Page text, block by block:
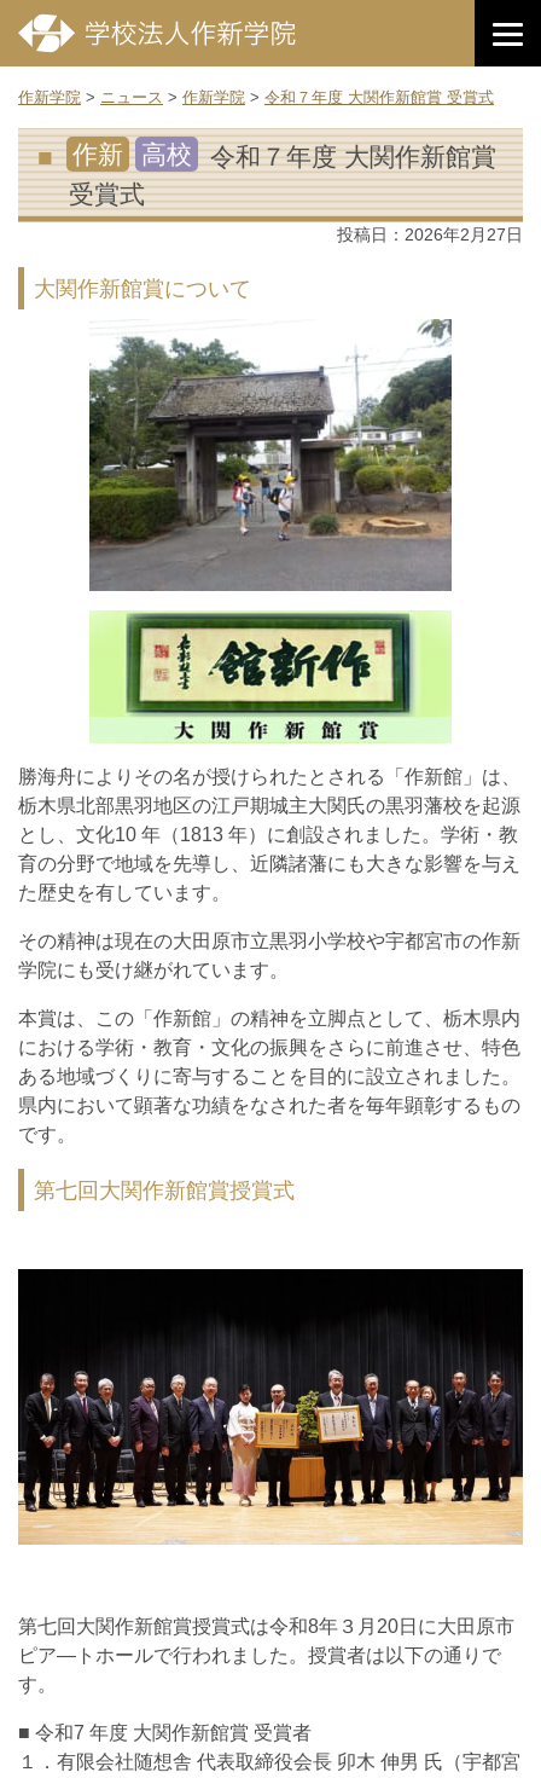
作新学院 > ニュース > 作新学院 > 令和７年度 大関作新館賞 受賞式
作新 高校
令和７年度 大関作新館賞
受賞式
投稿日： 2026年2月27日
大関作新館賞について
勝海舟によりその名が授けられたとされる「作新館」は、
栃木県北部黒羽地区の江戸期城主大関氏の黒羽藩校を起源
とし、文化10 年（1813 年）に創設されました。学術・教
育の分野で地域を先導し、近隣諸藩にも大きな影響を与え
た歴史を有しています。
その精神は現在の大田原市立黒羽小学校や宇都宮市の作新
学院にも受け継がれています。
本賞は、この「作新館」の精神を立脚点として、栃木県内
における学術・教育・文化の振興をさらに前進させ、特色
ある地域づくりに寄与することを目的に設立されました。
県内において顕著な功績をなされた者を毎年顕彰するもの
です。
第七回大関作新館賞授賞式
第七回大関作新館賞授賞式は令和8年３月20日に大田原市
ピア―トホールで行われました。授賞者は以下の通りで
す。
■ 令和7 年度 大関作新館賞 受賞者
１．有限会社随想舎 代表取締役会長 卯木 伸男 氏（宇都宮